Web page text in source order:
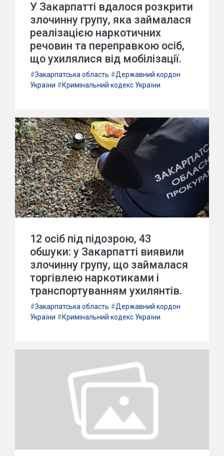
У Закарпатті вдалося розкрити
злочинну групу, яка займалася
реалізацією наркотичних
речовин та переправкою осіб,
що ухилялися від мобілізації.
#Закарпатська область #Державний кордон
України #Кримінальний кодекс України
12 осіб під підозрою, 43
обшуки: у Закарпатті виявили
злочинну групу, що займалася
торгівлею наркотиками і
транспортуванням ухилянтів.
#Закарпатська область #Державний кордон
України #Кримінальний кодекс України